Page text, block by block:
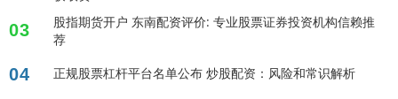
03
股指期货开户 东南配资评价: 专业股票证券投资机构信赖推
荐
04 正规股票杠杆平台名单公布 炒股配资：风险和常识解析